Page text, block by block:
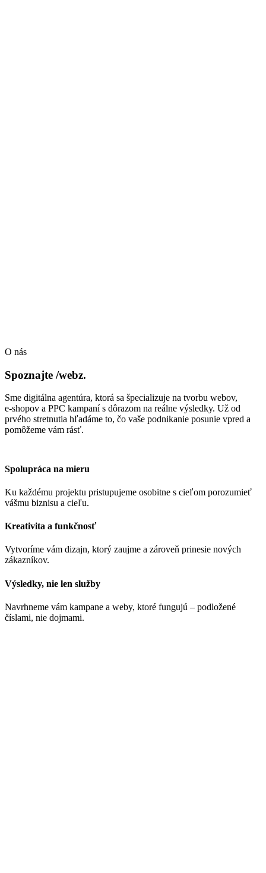
O nás
Spoznajte /webz.
Sme digitálna agentúra, ktorá sa špecializuje na tvorbu webov,
e‑shopov a PPC kampaní s dôrazom na reálne výsledky. Už od
prvého stretnutia hľadáme to, čo vaše podnikanie posunie vpred a
pomôžeme vám rásť.
Spolupráca na mieru
Ku každému projektu pristupujeme osobitne s cieľom porozumieť
vášmu biznisu a cieľu.
Kreativita a funkčnosť
Vytvoríme vám dizajn, ktorý zaujme a zároveň prinesie nových
zákazníkov.
Výsledky, nie len služby
Navrhneme vám kampane a weby, ktoré fungujú – podložené
číslami, nie dojmami.